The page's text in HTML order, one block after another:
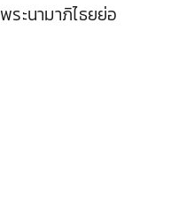
ระนามาภิไธยย่อ